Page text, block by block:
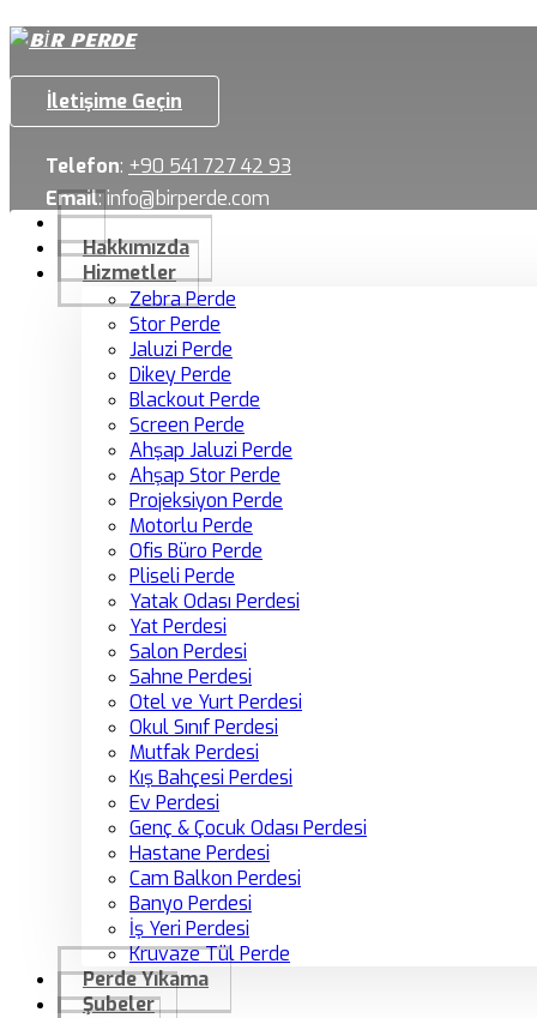
İletişime Geçin
Telefon: +90 541 727 42 93
Email:info@birperde.com
Hakkımızda
Hizmetler
Zebra Perde
Stor Perde
Jaluzi Perde
Dikey Perde
Blackout Perde
Screen Perde
Ahşap Jaluzi Perde
Ahşap Stor Perde
Projeksiyon Perde
Motorlu Perde
Ofis Büro Perde
Pliseli Perde
Yatak Odası Perdesi
Yat Perdesi
Salon Perdesi
Sahne Perdesi
Otel ve Yurt Perdesi
Okul Sınıf Perdesi
Mutfak Perdesi
Kış Bahçesi Perdesi
Ev Perdesi
Genç & Çocuk Odası Perdesi
Hastane Perdesi
Cam Balkon Perdesi
Banyo Perdesi
İş Yeri Perdesi
Kruvaze Tül Perde
Perde Yıkama
Şubeler